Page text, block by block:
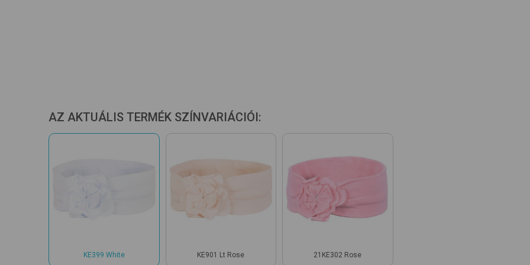
AZ AKTUÁLIS TERMÉK SZÍNVARIÁCIÓI:
KE399 White KE901 Lt Rose 21KE302 Rose